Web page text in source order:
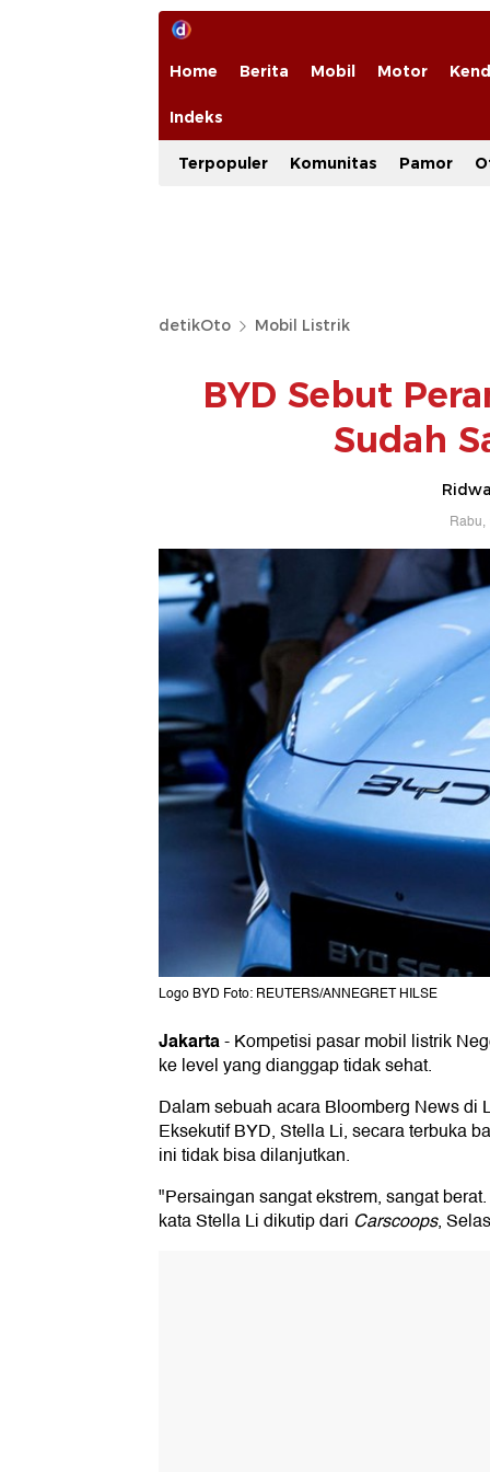
Home Berita Mobil Motor
Indeks
Terpopuler Komunitas Pamor
detikOto Mobil Listrik
BYD Sebut
Sudah
Rabu,
Logo BYD Foto: REUTERS/ANNEGRET HILSE
Jakarta-Kompetisi pasar mobil listrik
ke level yang dianggap tidak sehat.
Dalam sebuah acara Bloomberg News di
Eksekutif BYD, Stella Li, secara terbuka
ini tidak bisa dilanjutkan.
"Persaingan sangat ekstrem, sangat
kata Stella Li dikutip dari Carscoops,